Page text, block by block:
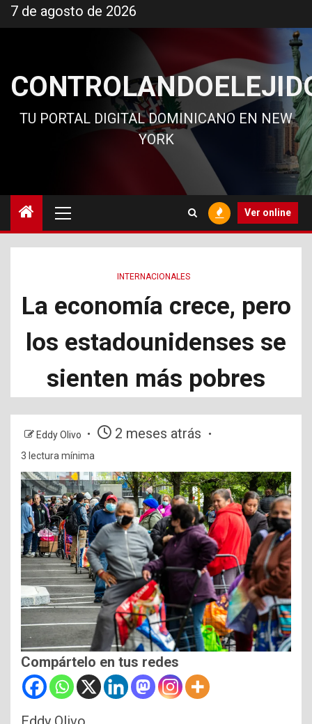
al
7 de agosto de 2026
TU PORTAL DIGITAL DOMINICANO EN NEW
YORK
principal
Ver online
INTERNACIONALES
La economía crece, pero
los estadounidenses se
sienten más pobres
Eddy Olivo 2 meses atrás
3 lectura mínima
Compártelo en tus redes